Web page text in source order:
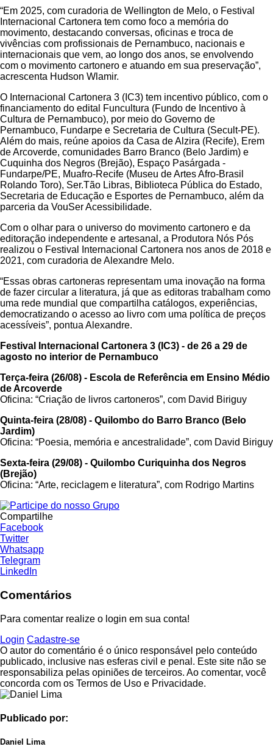
“Em 2025, com curadoria de Wellington de Melo, o Festival
Internacional Cartonera tem como foco a memória do
movimento, destacando conversas, oficinas e troca de
vivências com profissionais de Pernambuco, nacionais e
internacionais que vem, ao longo dos anos, se envolvendo
com o movimento cartonero e atuando em sua preservação”,
acrescenta Hudson Wlamir.
O Internacional Cartonera 3 (IC3) tem incentivo público, com o
financiamento do edital Funcultura (Fundo de Incentivo à
Cultura de Pernambuco), por meio do Governo de
Pernambuco, Fundarpe e Secretaria de Cultura (Secult-PE).
Além do mais, reúne apoios da Casa de Alzira (Recife), Erem
de Arcoverde, comunidades Barro Branco (Belo Jardim) e
Cuquinha dos Negros (Brejão), Espaço Pasárgada -
Fundarpe/PE, Muafro-Recife (Museu de Artes Afro-Brasil
Rolando Toro), Ser.Tão Libras, Biblioteca Pública do Estado,
Secretaria de Educação e Esportes de Pernambuco, além da
parceria da VouSer Acessibilidade.
Com o olhar para o universo do movimento cartonero e da
editoração independente e artesanal, a Produtora Nós Pós
realizou o Festival Internacional Cartonera nos anos de 2018 e
2021, com curadoria de Alexandre Melo.
“Essas obras cartoneras representam uma inovação na forma
de fazer circular a literatura, já que as editoras trabalham como
uma rede mundial que compartilha catálogos, experiências,
democratizando o acesso ao livro com uma política de preços
acessíveis”, pontua Alexandre.
Festival Internacional Cartonera 3 (IC3) - de 26 a 29 de
agosto no interior de Pernambuco
Terça-feira (26/08) - Escola de Referência em Ensino Médio
de Arcoverde
Oficina: “Criação de livros cartoneros”, com David Biriguy
Quinta-feira (28/08) - Quilombo do Barro Branco (Belo
Jardim)
Oficina: “Poesia, memória e ancestralidade”, com David Biriguy
Sexta-feira (29/08) - Quilombo Curiquinha dos Negros
(Brejão)
Oficina: “Arte, reciclagem e literatura”, com Rodrigo Martins
Compartilhe
Facebook
Twitter
Whatsapp
Telegram
LinkedIn
Comentários
Para comentar realize o login em sua conta!
Login Cadastre-se
O autor do comentário é o único responsável pelo conteúdo
publicado, inclusive nas esferas civil e penal. Este site não se
responsabiliza pelas opiniões de terceiros. Ao comentar, você
concorda com os Termos de Uso e Privacidade.
Publicado por:
Daniel Lima